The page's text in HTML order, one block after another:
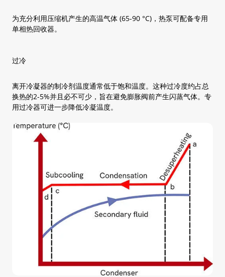
为充分利用压缩机产生的高温气体 (65-90 °C)，热泵可配备专用
单相热回收器。
过冷
离开冷凝器的制冷剂温度通常低于饱和温度。这种过冷度约占总
换热的2-5%并且必不可少，旨在避免膨胀阀前产生闪蒸气体。专
用过冷器可进一步降低冷凝温度。